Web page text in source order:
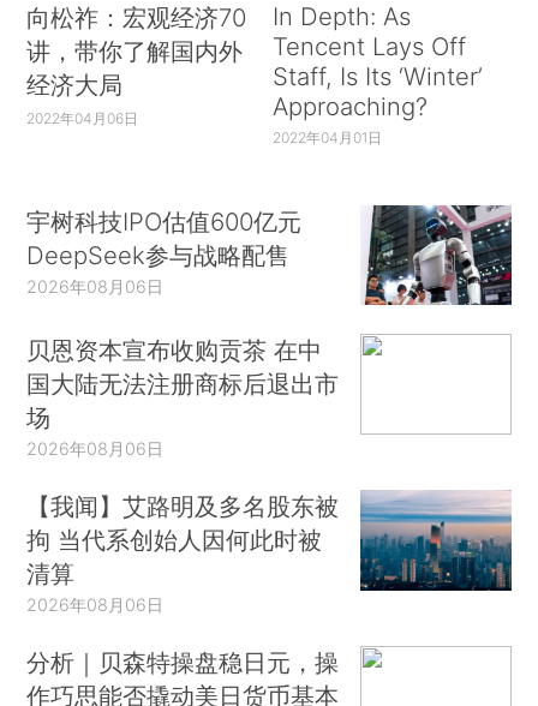
向松祚：宏观经济70
讲，带你了解国内外
经济大局
2022年04月06日
In Depth: As
Tencent Lays Off
Staff, Is Its ‘Winter’
Approaching?
2022年04月01日
宇树科技IPO估值600亿元
DeepSeek参与战略配售
2026年08月06日
贝恩资本宣布收购贡茶 在中
国大陆无法注册商标后退出市
场
2026年08月06日
【我闻】艾路明及多名股东被
拘 当代系创始人因何此时被
清算
2026年08月06日
分析｜贝森特操盘稳日元，操
作巧思能否撬动美日货币基本